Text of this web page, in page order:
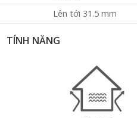
Lên tới 31.5 mm
TÍNH NĂNG